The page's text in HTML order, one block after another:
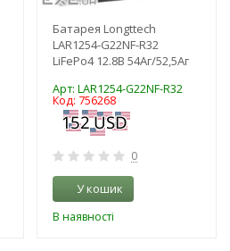
Батарея Longttech
LAR1254-G22NF-R32
LiFePo4 12.8В 54Аг/52,5Аг
Арт: LAR1254-G22NF-R32
Код: 756268
0
У кошик
В наявності